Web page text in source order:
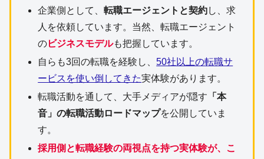
企業側として、転職エージェントと契約し、求
人を依頼しています。当然、転職エージェント
のビジネスモデルも把握しています。
自らも3回の転職を経験し、50社以上の転職サ
ービスを使い倒してきた実体験があります。
転職活動を通して、大手メディアが隠す 「本
音」の転職活動ロードマップを公開していま
す。
採用側と転職経験の両視点を持つ実体験が、こ